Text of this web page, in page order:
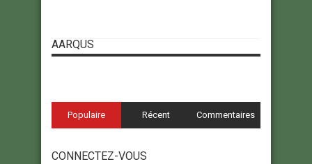
AARQUS
Populaire Récent Commentaires
CONNECTEZ-VOUS